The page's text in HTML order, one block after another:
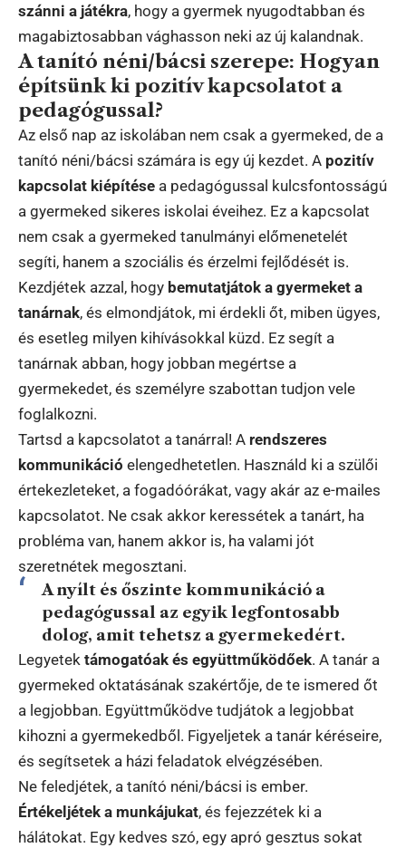
szánni a játékra, hogy a gyermek nyugodtabban és
magabiztosabban vághasson neki az új kalandnak.
A tanító néni/bácsi szerepe: Hogyan
építsünk ki pozitív kapcsolatot a
pedagógussal?
Az első nap az iskolában nem csak a gyermeked, de a
tanító néni/bácsi számára is egy új kezdet. A pozitív
kapcsolat kiépítése a pedagógussal kulcsfontosságú
a gyermeked sikeres iskolai éveihez. Ez a kapcsolat
nem csak a gyermeked tanulmányi előmenetelét
segíti, hanem a szociális és érzelmi fejlődését is.
Kezdjétek azzal, hogy bemutatjátok a gyermeket a
tanárnak, és elmondjátok, mi érdekli őt, miben ügyes,
és esetleg milyen kihívásokkal küzd. Ez segít a
tanárnak abban, hogy jobban megértse a
gyermekedet, és személyre szabottan tudjon vele
foglalkozni.
Tartsd a kapcsolatot a tanárral! A rendszeres
kommunikáció elengedhetetlen. Használd ki a szülői
értekezleteket, a fogadóórákat, vagy akár az e-mailes
kapcsolatot. Ne csak akkor keressétek a tanárt, ha
probléma van, hanem akkor is, ha valami jót
szeretnétek megosztani.
A nyílt és őszinte kommunikáció a
pedagógussal az egyik legfontosabb
dolog, amit tehetsz a gyermekedért.
Legyetek támogatóak és együttműködőek. A tanár a
gyermeked oktatásának szakértője, de te ismered őt
a legjobban. Együttműködve tudjátok a legjobbat
kihozni a gyermekedből. Figyeljetek a tanár kéréseire,
és segítsetek a házi feladatok elvégzésében.
Ne feledjétek, a tanító néni/bácsi is ember.
Értékeljétek a munkájukat, és fejezzétek ki a
hálátokat. Egy kedves szó, egy apró gesztus sokat